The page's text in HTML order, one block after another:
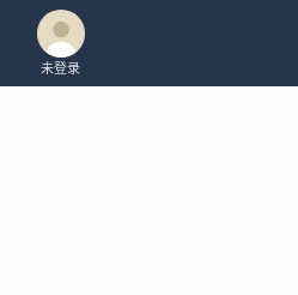
未登录